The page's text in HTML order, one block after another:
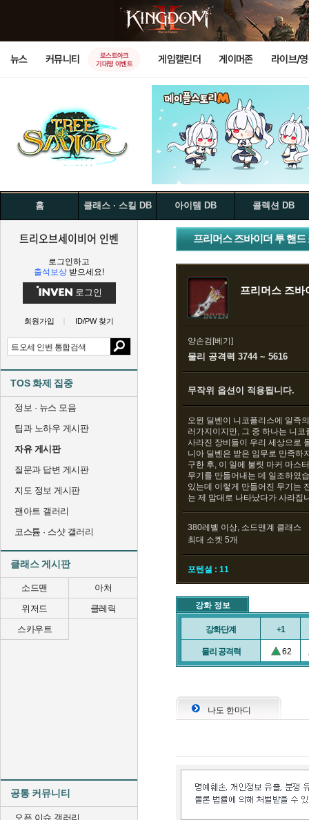
뉴스 커뮤니티
로스트아크
기대평 이벤트
게임캘린더 게이머존 라이브/
홈 클래스 · 스킬 DB 아이템 DB 콜렉션 DB
트리오브세이비어 인벤
로그인하고
출석보상 받으세요!
로그인
회원가입 ID/PW 찾기
TOS 화제 집중
정보 · 뉴스 모음
팁과 노하우 게시판
자유 게시판
질문과 답변 게시판
지도 정보 게시판
팬아트 갤러리
코스튬 · 스샷 갤러리
클래스 게시판
소드맨
아처
위저드
클레릭
스카우트
공통 커뮤니티
오픈 이슈 갤러리
프리머스 즈바이더 투 핸드
프리머스 즈바
양손검[베기]
물리 공격력 3744 ~ 5616
무작위 옵션이 적용됩니다.
오윈 딜벤이 니코폴리스에 일족
러가지이지만, 그 중 하나는 니
사라진 장비들이 우리 세상으로
니아 딜벤은 받은 임무로 만족하
구한 후, 이 일에 불릿 마커 마스
무기를 만들어내는 데 일조하였
있는데 이렇게 만들어진 무기는
는 제 맘대로 나타났다가 사라집
380레벨 이상, 소드맨계 클래스
최대 소켓 5개
포텐셜 : 11
강화 정보
강화단계 +1
물리 공격력 62
나도 한마디